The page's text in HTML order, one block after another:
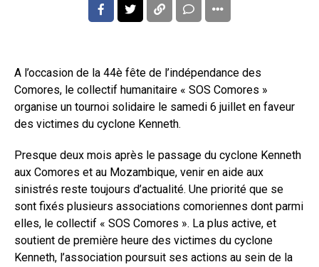
A l’occasion de la 44è fête de l’indépendance des
Comores, le collectif humanitaire « SOS Comores »
organise un tournoi solidaire le samedi 6 juillet en faveur
des victimes du cyclone Kenneth.
Presque deux mois après le passage du cyclone Kenneth
aux Comores et au Mozambique, venir en aide aux
sinistrés reste toujours d’actualité. Une priorité que se
sont fixés plusieurs associations comoriennes dont parmi
elles, le collectif « SOS Comores ». La plus active, et
soutient de première heure des victimes du cyclone
Kenneth, l’association poursuit ses actions au sein de la